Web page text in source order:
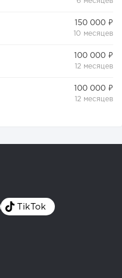
150 000 ₽
10 месяцев
100 000 ₽
12 месяцев
100 000 ₽
12 месяцев
TikTok